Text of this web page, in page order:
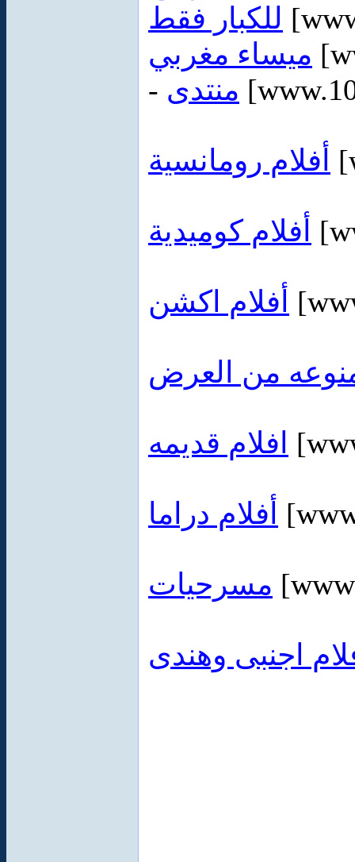
للكبار فقط
ميساء مغربي
- منتدى
أفلام رومانسية
أفلام كوميدية
أفلام اكشن
من العرض
افلام قديمه
أفلام دراما
مسرحيات
اجنبى وهندى